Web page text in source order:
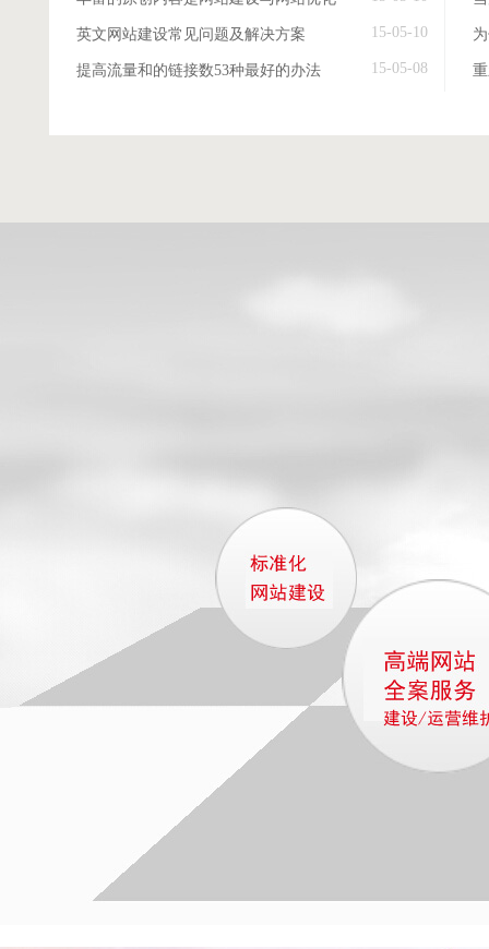
英文网站建设常见问题及解决方案 15-05-10
提高流量和的链接数53种最好的办法 15-05-08